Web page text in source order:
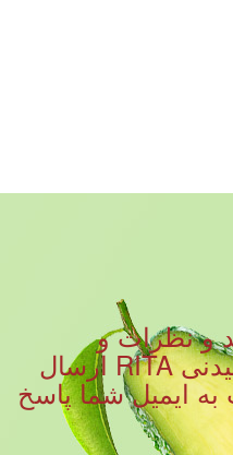
و نظرات و
سوالات خود را به نوشیدنی RITA ارسال
ایمیل شما پاسخ